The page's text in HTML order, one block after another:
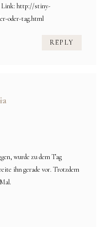
Link: http://stiny-
oder-tag.html
REPLY
wurde zu dem Tag
ihn gerade vor. Trotzdem